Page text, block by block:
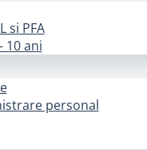
si PFA
10 ani
personal